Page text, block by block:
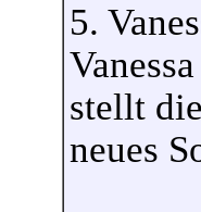
5.
stellt
neues